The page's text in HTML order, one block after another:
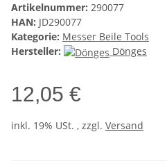
Artikelnummer: 290077
HAN: JD290077
Kategorie: Messer Beile Tools
Hersteller:
Dönges
12,05 €
inkl. 19% USt. , zzgl. Versand